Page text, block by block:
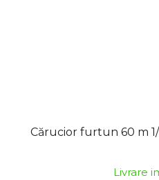
Cărucior furtun 60 m
Livrare